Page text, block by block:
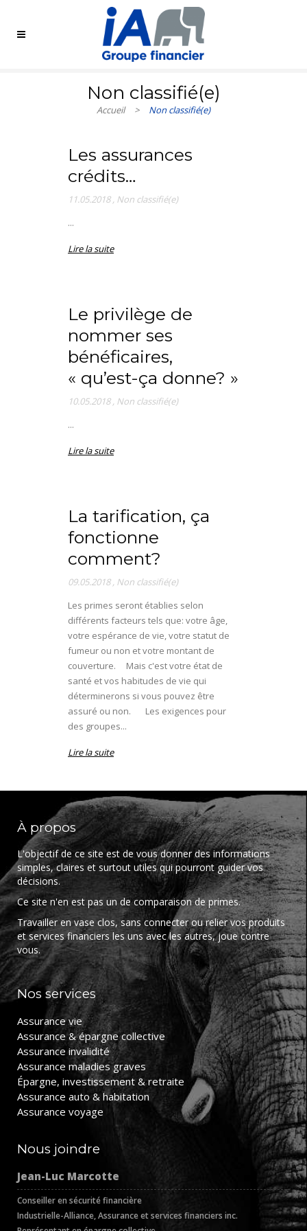
Non classifié(e)
Accueil > Non classifié(e)
Les assurances
crédits…
11.05.2018 , Non classifié(e)
...
Lire la suite
Le privilège de
nommer ses
bénéficaires,
« qu’est-ça donne? »
10.05.2018 , Non classifié(e)
...
Lire la suite
La tarification, ça
fonctionne
comment?
09.05.2018 , Non classifié(e)
Les primes seront établies selon
différents facteurs tels que: votre âge,
votre espérance de vie, votre statut de
fumeur ou non et votre montant de
couverture. Mais c'est votre état de
santé et vos habitudes de vie qui
déterminerons si vous pouvez être
assuré ou non. Les exigences pour
des groupes...
Lire la suite
À propos
L'objectif de ce site est de vous donner des informations
simples, claires et surtout utiles qui pourront guider vos
décisions.
Ce site n'en est pas un de comparaison de primes.
Travailler en vase clos, sans connecter ou relier vos produits
et services financiers les uns avec les autres, joue contre
vous.
Nos services
Assurance vie
Assurance & épargne collective
Assurance invalidité
Assurance maladies graves
Épargne, investissement & retraite
Assurance auto & habitation
Assurance voyage
Nous joindre
Jean-Luc Marcotte
Conseiller en sécurité financière
Industrielle-Alliance, Assurance et services financiers inc.